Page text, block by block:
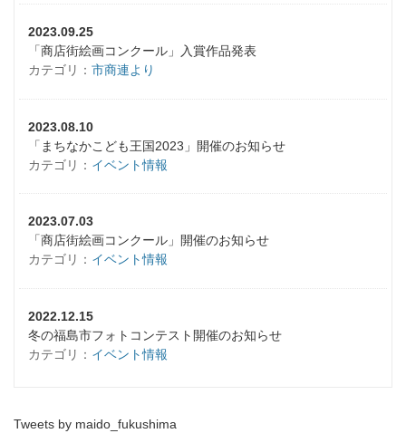
2023.09.25
「商店街絵画コンクール」入賞作品発表
カテゴリ： 市商連より
2023.08.10
「まちなかこども王国2023」開催のお知らせ
カテゴリ： イベント情報
2023.07.03
「商店街絵画コンクール」開催のお知らせ
カテゴリ： イベント情報
2022.12.15
冬の福島市フォトコンテスト開催のお知らせ
カテゴリ： イベント情報
Tweets by maido_fukushima